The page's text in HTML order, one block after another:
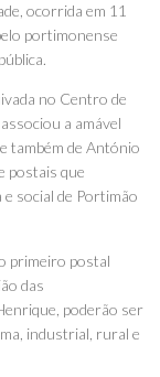
ocorrida em 11
portimonense
no Centro de
a amável
também de António
postais que
e social de Portimão
primeiro postal
das
poderão ser
industrial, rural e